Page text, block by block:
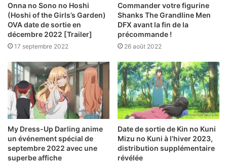
Onna no Sono no Hoshi
(Hoshi of the Girls’s Garden)
OVA date de sortie en
décembre 2022 [Trailer]
17 septembre 2022
Commander votre figurine
Shanks The Grandline Men
DFX avant la fin de la
précommande !
26 août 2022
My Dress-Up Darling anime
un événement spécial de
septembre 2022 avec une
superbe affiche
Date de sortie de Kin no Kuni
Mizu no Kuni à l’hiver 2023,
distribution supplémentaire
révélée